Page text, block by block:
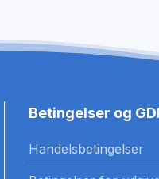
Betingelser og
Handelsbetingelser